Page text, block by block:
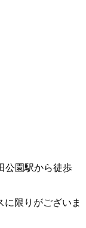
公園駅から徒歩
限りがございま